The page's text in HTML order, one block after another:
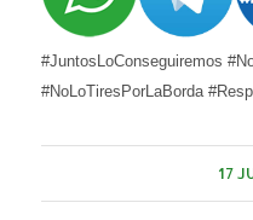
#JuntosLoConseguiremos
#NoLoTiresPorLaBorda
17